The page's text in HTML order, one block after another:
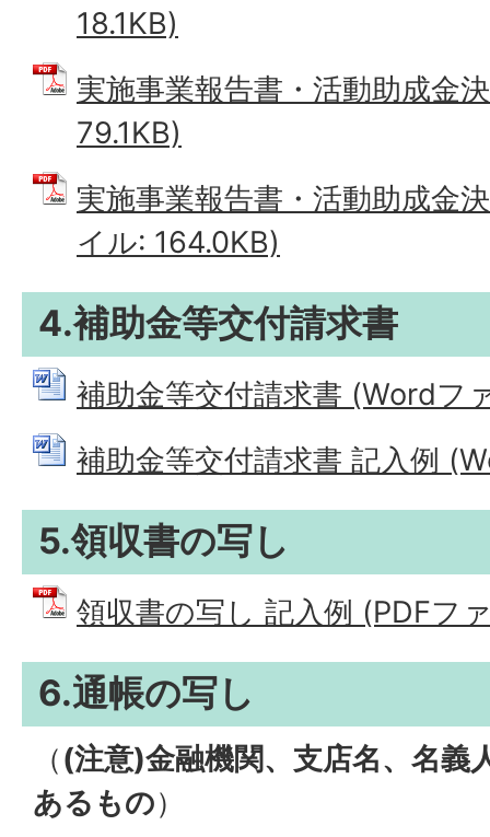
18.1KB)
実施事業報告書・活動助成金
79.1KB)
実施事業報告書・活動助成金
イル: 164.0KB)
4.補助金等交付請求書
補助金等交付請求書 (Wordフ
補助金等交付請求書 記入例
5.領収書の写し
領収書の写し 記入例 (PDFフ
6.通帳の写し
（(注意)金融機関、支店名、名義
あるもの）